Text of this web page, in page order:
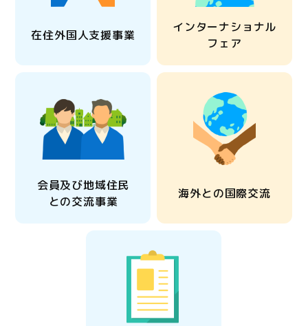
在住外国人支援事業
インターナショナル
フェア
会員及び地域住民
との交流事業
海外との国際交流